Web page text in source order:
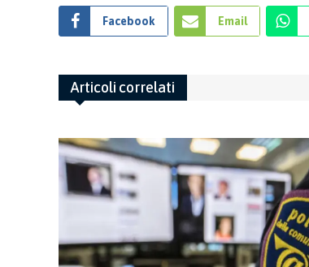
Facebook Email
Articoli correlati